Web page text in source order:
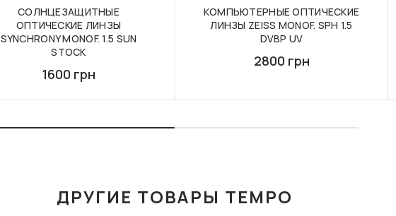
СОЛНЦЕЗАЩИТНЫЕ
ОПТИЧЕСКИЕ ЛИНЗЫ
SYNCHRONY MONOF. 1.5 SUN
STOCK
1600 грн
КОМПЬЮТЕРНЫЕ ОПТИЧЕСКИЕ
ЛИНЗЫ ZEISS MONOF. SPH 1.5
DVBP UV
2800 грн
ДРУГИЕ ТОВАРЫ TEMPO